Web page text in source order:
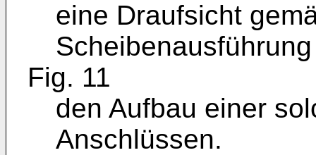
eine Draufsicht
Fig. 11
den Aufbau einer
Anschlüssen.